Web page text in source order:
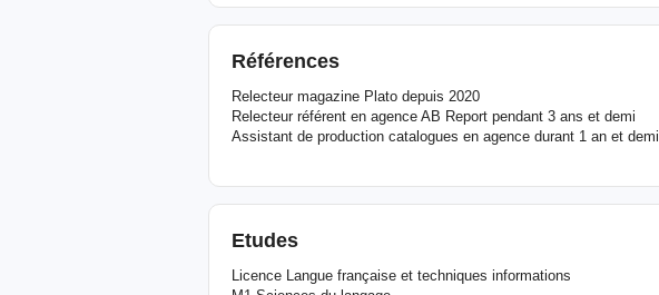
Références
Relecteur magazine Plato depuis 2020
Relecteur référent en agence AB Report pendant 3 ans et demi
Assistant de production catalogues en agence durant 1 an et demi
Etudes
Licence Langue française et techniques informations